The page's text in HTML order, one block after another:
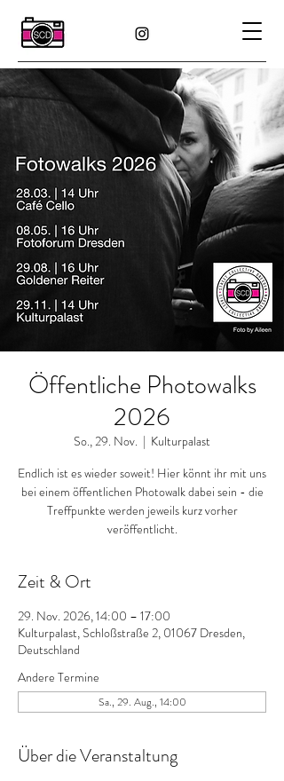
Öffentliche Photowalks
2026
So., 29. Nov.
  |
Kulturpalast
Endlich ist es wieder soweit! Hier könnt ihr mit uns
bei einem öffentlichen Photowalk dabei sein - die
Treffpunkte werden jeweils kurz vorher
veröffentlicht.
Zeit & Ort
29. Nov. 2026, 14:00 – 17:00
Kulturpalast, Schloßstraße 2, 01067 Dresden,
Deutschland
Andere Termine
Sa., 29. Aug., 14:00
Über die Veranstaltung